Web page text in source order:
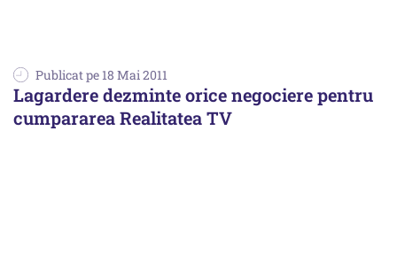
Publicat pe 18 Mai 2011
Lagardere dezminte orice negociere pentru
cumpararea Realitatea TV